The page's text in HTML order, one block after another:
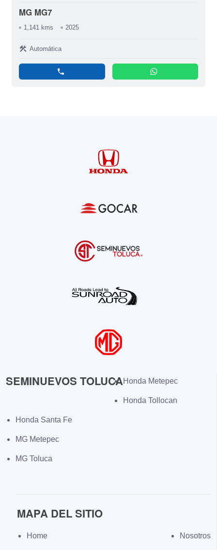
MG MG7
1,141 kms 2025
construction Automática
phone whatsapp
SEMINUEVOS TOLUCAHonda Metepec
Honda Tollocan
Honda Santa Fe
MG Metepec
MG Toluca
MAPA DEL SITIO
Home Nosotros